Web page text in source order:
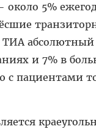
около 5%
абсолютный
и 7% в
с пациентами